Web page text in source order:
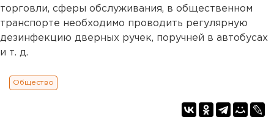
торговли, сферы обслуживания, в общественном
транспорте необходимо проводить регулярную
дезинфекцию дверных ручек, поручней в автобусах
и т. д.
Общество